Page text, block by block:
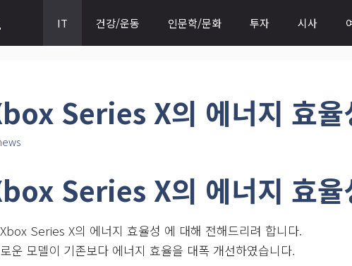
IT 건강/운동 인문학/문화 투자 시사
Series X의 에너지 효율
Series X의 에너지 효율
Series X의 에너지 효율성 에 대해 전해드리려 합니다.
운 모델이 기존보다 에너지 효율을 대폭 개선하였습니다.